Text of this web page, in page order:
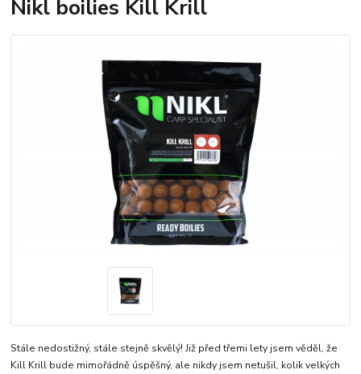
Nikl boilies Kill Krill
Stále nedostižný, stále stejně skvělý! Již před třemi lety jsem věděl, že
Kill Krill bude mimořádně úspěšný, ale nikdy jsem netušil, kolik velkých